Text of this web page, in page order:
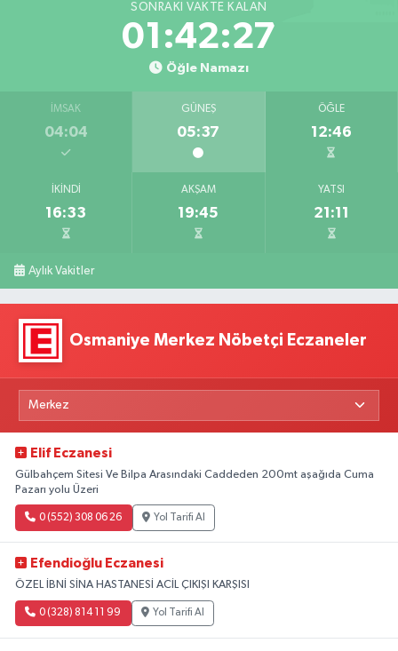
SONRAKI VAKTE KALAN
01:42:26
Öğle Namazı
İMSAK
04:04
GÜNEŞ
05:37
ÖĞLE
12:46
İKINDI
16:33
AKŞAM
19:45
YATSI
21:11
Aylık Vakitler
Osmaniye Merkez Nöbetçi Eczaneler
Elif Eczanesi
Gülbahçem Sitesi Ve Bilpa Arasındaki Caddeden 200mt aşağıda Cuma
Pazarı yolu Üzeri
0 (552) 308 06 26 Yol Tarifi Al
Efendioğlu Eczanesi
ÖZEL İBNİ SİNA HASTANESİ ACİL ÇIKIŞI KARŞISI
0 (328) 814 11 99 Yol Tarifi Al